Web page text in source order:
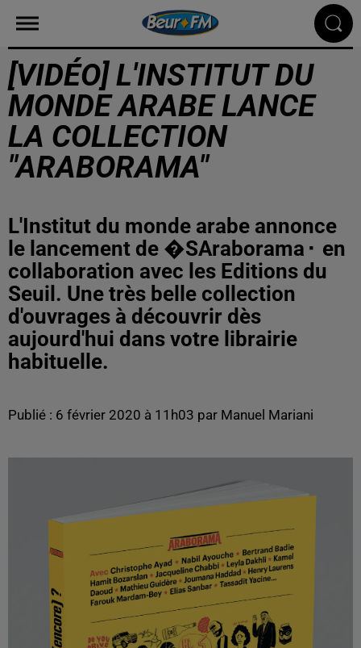
[VIDÉO] L'INSTITUT DU
MONDE ARABE LANCE
LA COLLECTION
"ARABORAMA"
L'Institut du monde arabe annonce
le lancement de �SAraborama⬝ en
collaboration avec les Editions du
Seuil. Une très belle collection
d'ouvrages à découvrir dès
aujourd'hui dans votre librairie
habituelle.
Publié : 6 février 2020 à 11h03 par Manuel Mariani